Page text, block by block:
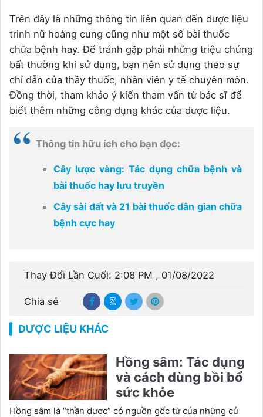
Trên đây là những thông tin liên quan đến dược liệu
trinh nữ hoàng cung cũng như một số bài thuốc
chữa bệnh hay. Để tránh gặp phải những triệu chứng
bất thường khi sử dụng, bạn nên sử dụng theo sự
chỉ dẫn của thầy thuốc, nhân viên y tế chuyên môn.
Đồng thời, tham khảo ý kiến tham vấn từ bác sĩ để
biết thêm những công dụng khác của dược liệu.
Thông tin hữu ích cho bạn đọc:
Cây lược vàng: Tác dụng chữa bệnh và
bài thuốc hay lưu truyền
Cây sài đất và 21 bài thuốc dân gian chữa
bệnh cực hay
Thay Đổi Lần Cuối: 2:08 PM , 01/08/2022
Chia sẻ
DƯỢC LIỆU KHÁC
Hồng sâm: Tác dụng
và cách dùng bồi bổ
sức khỏe
Hồng sâm là “thần dược” có nguồn gốc từ của những củ